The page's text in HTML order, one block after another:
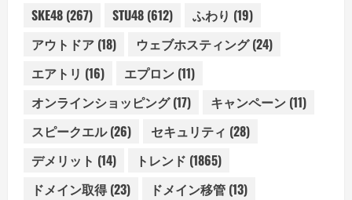
SKE48 (267) STU48 (612) ふわり (19)
アウトドア (18) ウェブホスティング(24)
エアトリ (16) エプロン (11)
オンラインショッピング(17) キャンペーン (11)
スピークエル(26) セキュリティ (28)
デメリット (14) トレンド (1865)
ドメイン取得(23) ドメイン移管 (13)